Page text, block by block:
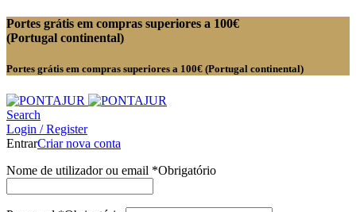
Portes grátis em compras superiores a 100€
(Portugal continental)
Portes grátis em compras superiores a 100€ (Portugal continental)
Search
Login / Register
EntrarCriar nova conta
Nome de utilizador ou email *Obrigatório